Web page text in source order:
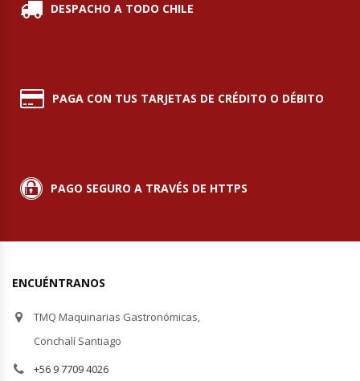
DESPACHO A TODO CHILE
PAGA CON TUS TARJETAS DE CRÉDITO O DÉBITO
PAGO SEGURO A TRAVÉS DE HTTPS
ENCUÉNTRANOS
TMQ Maquinarias Gastronómicas,
Conchalí Santiago
+56 9 7709 4026